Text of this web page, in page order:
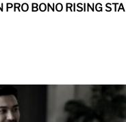
PRO BONO RISING